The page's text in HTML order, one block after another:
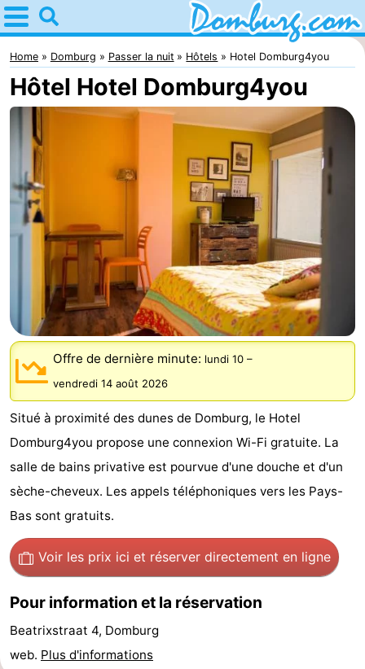
Home
Domburg
Astuces
Avec
enfants
Webcam
Webcam
Webcam
Passer
nuit
Appartements
-
Park
Loverendale
-
Résidence
Wijngaerde
Campings
d'hôtes
Chaumières
Buitenhof
Domburg
-
Hof
Domburg
-
Westhove
Hôtels
Home Domburg Passer la nuit Hôtels Hotel Domburg4you
Hôtel Hotel Domburg4you
Offre de dernière minute: lundi 10 –
vendredi 14 août 2026
Situé à proximité des dunes de Domburg, le Hotel
Domburg4you propose une connexion Wi-Fi gratuite. La
salle de bains privative est pourvue d'une douche et d'un
sèche-cheveux. Les appels téléphoniques vers les Pays-
Bas sont gratuits.
Voir les prix ici et réserver directement en ligne
Pour information et la réservation
Beatrixstraat 4, Domburg
web. Plus d'informations